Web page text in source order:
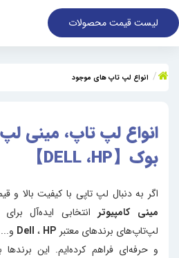
لیست قیمت محصولات
انواع لپ تاپ های موجود
انواع لپ تاپ، مینی
بوک【DELL ،HP】
اگر به دنبال لپ‌ تاپی با کیفیت بالا
مینی کامپیوترانتخابی ایده‌آل
لپ‌تاپ‌های برندهای معتبر
Dell، HP
و حرفه‌ای فراهم کرده‌ایم. این